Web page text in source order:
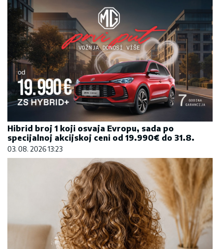
Hibrid broj 1 koji osvaja Evropu, sada po
specijalnoj akcijskoj ceni od 19.990€ do 31.8.
03. 08. 2026 13:23